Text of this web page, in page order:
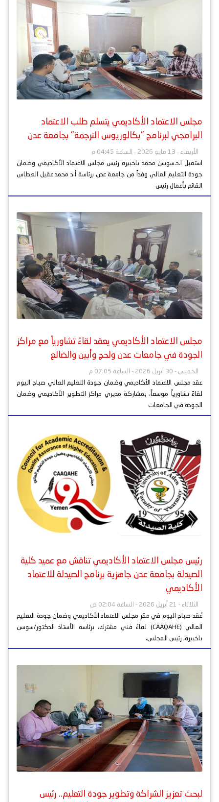
مجلس الاعتماد الأكاديمي يتسلم طلب الاعتماد
البرامجي لبرنامج "بكالوريوس الترجمة" بجامعة عدن
الأربعاء - 13 مايو 2026 - الساعة 04:45 م
استقبل ا.د.سوسن محمد باخبيره رئيس مجلس الاعتماد الأكاديمي وضمان
جودة التعليم العالي وفداً من جامعة عدن برئاسة أ.د محمد عقيل العطاس
القائم بأعمال رئيس
مجلس الاعتماد الأكاديمي يعقد لقاءً تشاورياً مع مراكز
الجودة في جامعات عدن ولحج وأبين والضالع
الخميس - 30 أبريل 2026 - الساعة 07:05 م
عقد مجلس الاعتماد الأكاديمي وضمان جودة التعليم العالي صباح اليوم
لقاءً تشاورياً موسعاً، بمشاركة مديري مراكز التطوير الأكاديمي وضمان
الجودة في الجامعات
رئيس مجلس الاعتماد الأكاديمي تناقش مع عميد كلية
الصيدلة بجامعة عدن جاهزية برنامج الصيدلة للاعتماد
الأكاديمي
الثلاثاء - 21 أبريل 2026 - الساعة 02:04 ص
عُقد صباح اليوم في مقر مجلس الاعتماد الأكاديمي وضمان جودة التعليم
العالي (CAAQAHE) لقاءٌ فني مشترك، برئاسة الأستاذ الدكتور/سوسن
باخبيرة، رئيس المجلس،
لبحث تعزيز الشراكة وتطوير جودة التعليم.. رئيس